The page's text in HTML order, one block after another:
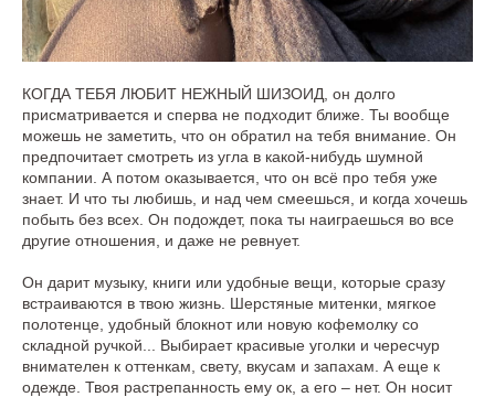
КОГДА ТЕБЯ ЛЮБИТ НЕЖНЫЙ ШИЗОИД, он долго
присматривается и сперва не подходит ближе. Ты вообще
можешь не заметить, что он обратил на тебя внимание. Он
предпочитает смотреть из угла в какой-нибудь шумной
компании. А потом оказывается, что он всё про тебя уже
знает. И что ты любишь, и над чем смеешься, и когда хочешь
побыть без всех. Он подождет, пока ты наиграешься во все
другие отношения, и даже не ревнует.
Он дарит музыку, книги или удобные вещи, которые сразу
встраиваются в твою жизнь. Шерстяные митенки, мягкое
полотенце, удобный блокнот или новую кофемолку со
складной ручкой... Выбирает красивые уголки и чересчур
внимателен к оттенкам, свету, вкусам и запахам. А еще к
одежде. Твоя растрепанность ему ок, а его – нет. Он носит